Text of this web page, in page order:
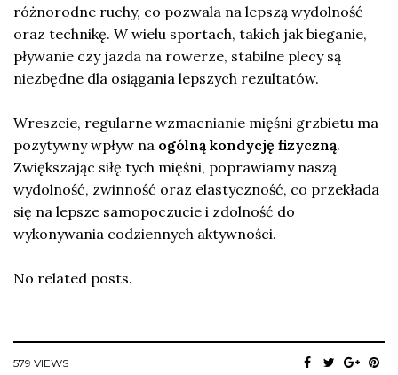
różnorodne ruchy, co pozwala na lepszą wydolność
oraz technikę. W wielu sportach, takich jak bieganie,
pływanie czy jazda na rowerze, stabilne plecy są
niezbędne dla osiągania lepszych rezultatów.
Wreszcie, regularne wzmacnianie mięśni grzbietu ma
pozytywny wpływ na ogólną kondycję fizyczną.
Zwiększając siłę tych mięśni, poprawiamy naszą
wydolność, zwinność oraz elastyczność, co przekłada
się na lepsze samopoczucie i zdolność do
wykonywania codziennych aktywności.
No related posts.
579 VIEWS